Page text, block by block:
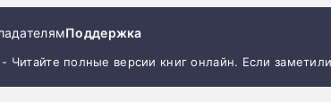
Поддержка
полные версии книг онлайн. Если